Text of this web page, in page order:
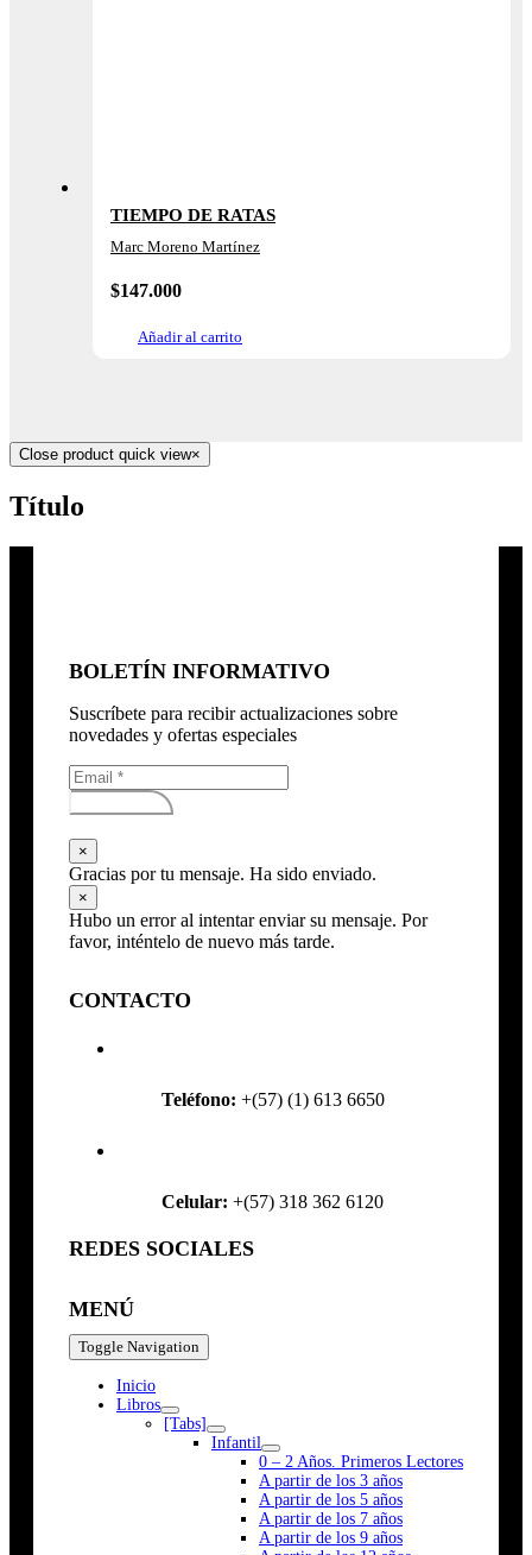
TIEMPO DE RATAS
Marc Moreno Martínez
$147.000
Añadir al carrito
Close product quick view×
Título
BOLETÍN INFORMATIVO
Suscríbete para recibir actualizaciones sobre
novedades y ofertas especiales
Subscribirse
×
Gracias por tu mensaje. Ha sido enviado.
×
Hubo un error al intentar enviar su mensaje. Por
favor, inténtelo de nuevo más tarde.
CONTACTO
Teléfono: +(57) (1) 613 6650
Celular: +(57) 318 362 6120
REDES SOCIALES
MENÚ
Toggle Navigation
Inicio
Libros
[Tabs]
Infantil
0 – 2 Años. Primeros Lectores
A partir de los 3 años
A partir de los 5 años
A partir de los 7 años
A partir de los 9 años